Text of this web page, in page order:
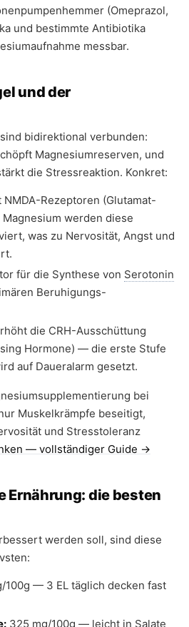
(Omeprazol,
und bestimmte Antibiotika
messbar.
und der
bidirektional verbunden:
Magnesiumreserven, und
die Stressreaktion. Konkret:
Rezeptoren (Glutamat-
werden diese
was zu Nervosität, Angst und
für die Synthese von Serotonin
Beruhigungs-
die CRH-Ausschüttung
Hormone) — die erste Stufe
auf Daueralarm gesetzt.
bei
Muskelkrämpfe beseitigt,
und Stresstoleranz
— vollständiger Guide →
Ernährung: die besten
werden soll, sind diese
100g — 3 EL täglich decken fast
325 mg/100g — leicht in Salate